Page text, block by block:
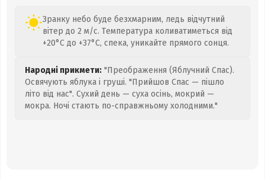
Зранку небо буде безхмарним, ледь відчутний
вітер до 2 м/с. Температура коливатиметься від
+20°C до +37°C, спека, уникайте прямого сонця.
Народні прикмети: "Преображення (Яблучний Спас).
Освячують яблука і груші. "Прийшов Спас — пішло
літо від нас". Сухий день — суха осінь, мокрий —
мокра. Ночі стають по-справжньому холодними."